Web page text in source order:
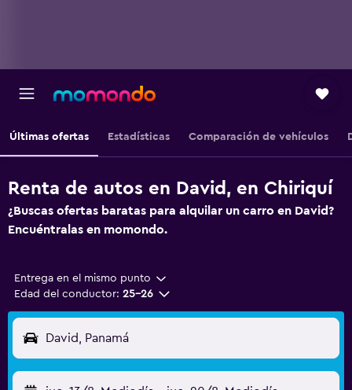
Últimas ofertas Estadísticas Comparación de vehículos
Renta de autos en David, en Chiriquí
¿Buscas ofertas baratas para alquilar un carro en David?
Encuéntralas en momondo.
Entrega en el mismo punto
Edad del conductor: 25-26
David, Panamá